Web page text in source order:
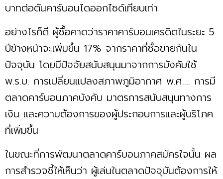
บาทต่อตันคาร์บอนไดออกไซด์เทียบเท่า
อย่างไรก็ดี ผู้ซื้อคาดว่าราคาคาร์บอนเครดิตในระยะ 5
ปีข้างหน้าจะเพิ่มขึ้น 17% จากราคาที่ซื้อขายกันใน
ปัจจุบัน โดยมีปัจจัยสนับสนุนมาจากการบังคับใช้
พ.ร.บ. การเปลี่ยนแปลงสภาพภูมิอากาศ พ.ศ.... การมี
ตลาดคาร์บอนภาคบังคับ มาตรการสนับสนุนทางการ
เงิน และความต้องการของผู้ประกอบการและผู้บริโภค
ที่เพิ่มขึ้น
ในขณะที่การพัฒนาตลาดคาร์บอนภาคสมัครใจนั้น ผล
การสำรวจชี้ให้เห็นว่า ผู้เล่นในตลาดปัจจุบันต้องการให้